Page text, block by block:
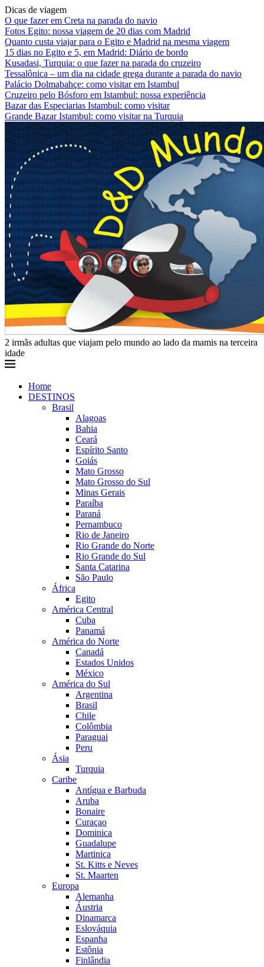
Dicas de viagem
O que fazer em Creta na parada do navio
Fotos Egito: nossa viagem de 20 dias com Madrid
Quanto custa viajar para o Egito e Madrid na mesma viagem
15 dias no Egito e 5, em Madrid: Diário de bordo
Kusadasi, Turquia: o que fazer na parada do cruzeiro
Tessalônica – um dia na cidade grega durante a parada do navio
Palácio Dolmabahçe: como visitar em Istambul
Cruzeiro pelo Bósforo em Istambul: nossa experiência
Bazar das Especiarias Istambul: como visitar
Grande Bazar Istambul: como visitar na Turquia
2 irmãs adultas que viajam pelo mundo ao lado da mamis na terceira
idade
Home
DESTINOS
Brasil
Alagoas
Bahia
Ceará
Espírito Santo
Goiás
Mato Grosso
Mato Grosso do Sul
Minas Gerais
Paraíba
Paraná
Pernambuco
Rio de Janeiro
Rio Grande do Norte
Rio Grande do Sul
Santa Catarina
São Paulo
África
Egito
América Central
Cuba
Panamá
América do Norte
Canadá
Estados Unidos
México
América do Sul
Argentina
Brasil
Chile
Colômbia
Paraguai
Peru
Ásia
Turquia
Caribe
Antígua e Barbuda
Aruba
Bonaire
Curaçao
Dominica
Guadalupe
Martinica
St. Kitts e Neves
St. Maarten
Europa
Alemanha
Áustria
Dinamarca
Eslováquia
Espanha
Estônia
Finlândia